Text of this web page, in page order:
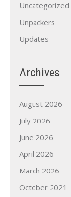
Uncategorized
Unpackers
Updates
Archives
August 2026
July 2026
June 2026
April 2026
March 2026
October 2021